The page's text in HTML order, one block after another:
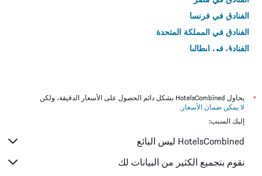
الفنادق في فرنسا
الفنادق في المملكة المتحدة
الفنادق في إيطاليا
*
يحاول HotelsCombined بشكل دائم الحصول على الأسعار الدقيقة، ولكن
لا يمكن ضمان الأسعار .
إليك السبب:
HotelsCombined ليس البائع
نقوم بتجميع الكثير من البيانات لك